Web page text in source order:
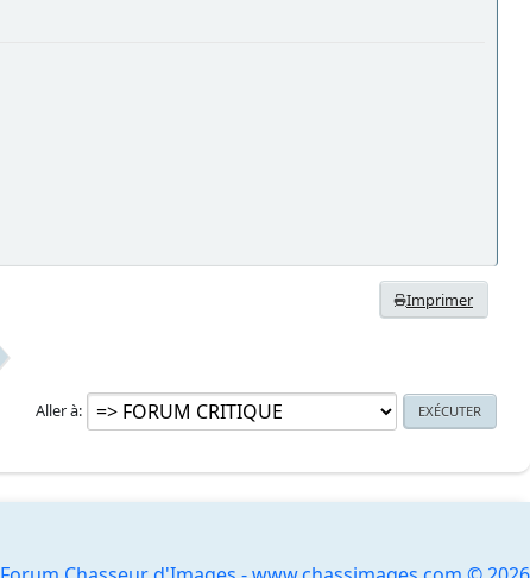
Imprimer
Aller à